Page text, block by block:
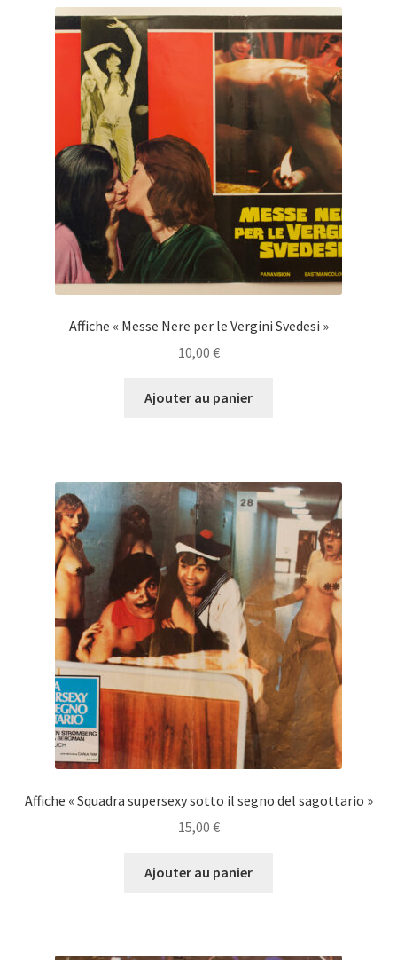
Affiche « Messe Nere per le Vergini Svedesi »
10,00 €
Ajouter au panier
Affiche « Squadra supersexy sotto il segno del sagottario »
15,00 €
Ajouter au panier